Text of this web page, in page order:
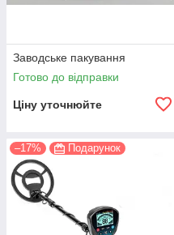
Заводське пакування
Готово до відправки
Ціну уточнюйте
–17% Подарунок